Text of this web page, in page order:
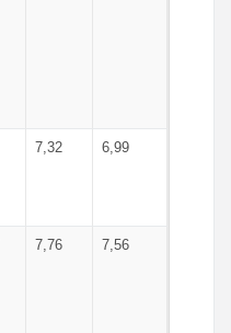
7,32 6,99
7,76 7,56